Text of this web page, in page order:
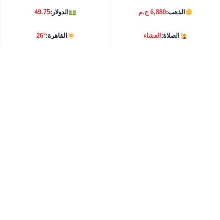
الذهب:6,880 ج.م الدولار:49.75
الصلاة:العشاء القاهرة:26°